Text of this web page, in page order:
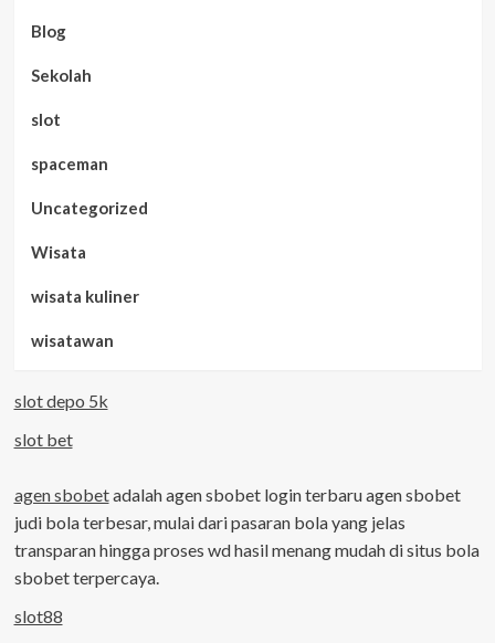
Blog
Sekolah
slot
spaceman
Uncategorized
Wisata
wisata kuliner
wisatawan
slot depo 5k
slot bet
agen sbobetadalah agen sbobet login terbaru agen sbobet
judi bola terbesar, mulai dari pasaran bola yang jelas
transparan hingga proses wd hasil menang mudah di situs bola
sbobet terpercaya.
slot88